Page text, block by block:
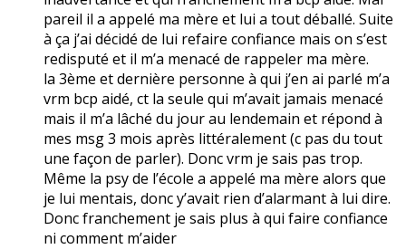
pareil il a appelé ma mère et lui a tout déballé. Suite
à ça j’ai décidé de lui refaire confiance mais on s’est
redisputé et il m’a menacé de rappeler ma mère.
la 3ème et dernière personne à qui j’en ai parlé m’a
vrm bcp aidé, ct la seule qui m’avait jamais menacé
mais il m’a lâché du jour au lendemain et répond à
mes msg 3 mois après littéralement (c pas du tout
une façon de parler). Donc vrm je sais pas trop.
Même la psy de l’école a appelé ma mère alors que
je lui mentais, donc y’avait rien d’alarmant à lui dire.
Donc franchement je sais plus à qui faire confiance
ni comment m’aider